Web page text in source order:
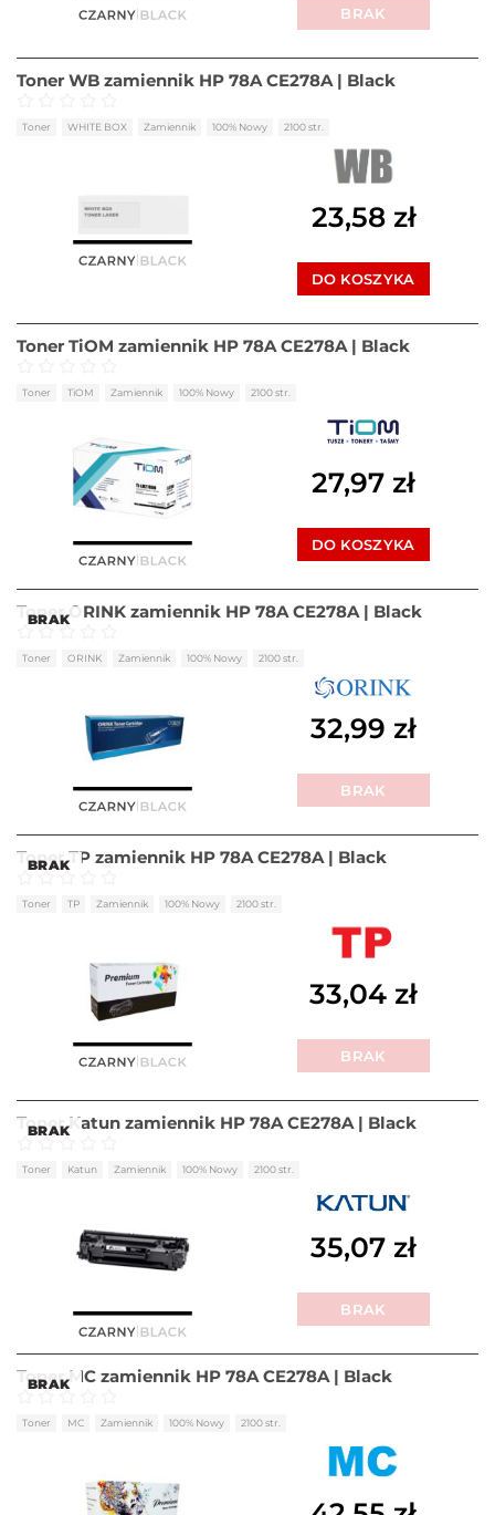
BRAK
Toner WB zamiennik HP 78A CE278A | Black
Oceniono0 na 5
Toner WHITE BOX Zamiennik 100% Nowy 2100 str.
23,58 zł
DO KOSZYKA
Toner TiOM zamiennik HP 78A CE278A | Black
Oceniono0na 5
Toner TiOM Zamiennik 100% Nowy 2100 str.
27,97 zł
DO KOSZYKA
BRAK
Toner ORINK zamiennik HP 78A CE278A | Black
Oceniono 0na 5
Toner ORINK Zamiennik 100% Nowy 2100 str.
32,99 zł
BRAK
BRAK
Toner TP zamiennik HP 78A CE278A | Black
Oceniono0na 5
Toner TP Zamiennik 100% Nowy 2100 str.
33,04 zł
BRAK
BRAK
Toner Katun zamiennik HP 78A CE278A | Black
Oceniono 0na 5
Toner Katun Zamiennik 100% Nowy 2100 str.
35,07 zł
BRAK
BRAK
Toner MC zamiennik HP 78A CE278A | Black
Oceniono0na 5
Toner MC Zamiennik 100% Nowy 2100 str.